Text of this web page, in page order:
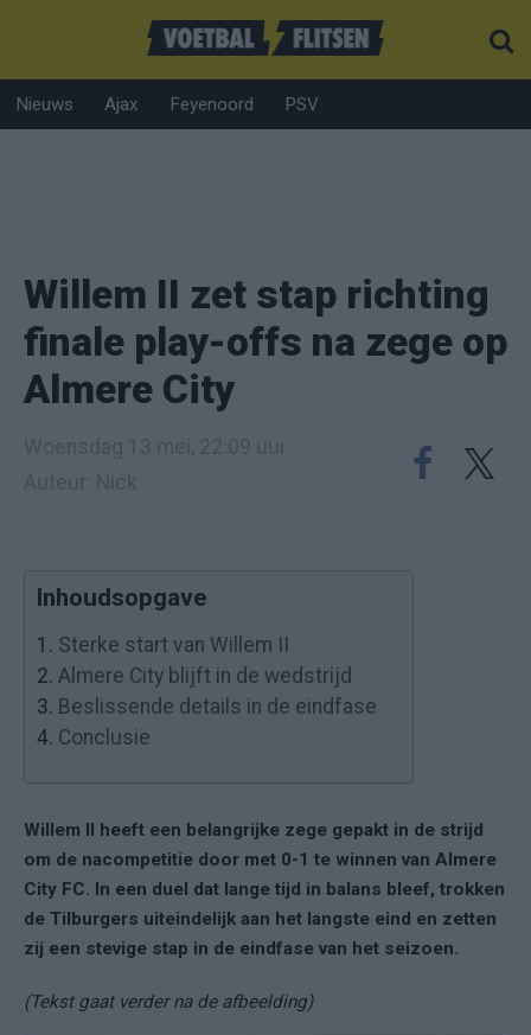
Nieuws Ajax Feyenoord PSV
Willem II zet stap richting
finale play-offs na zege op
Almere City
Inhoudsopgave
1. Sterke start van Willem II
2. Almere City blijft in de wedstrijd
3. Beslissende details in de eindfase
4. Conclusie
Willem II heeft een belangrijke zege gepakt in de strijd
om de nacompetitie door met 0-1 te winnen van Almere
City FC. In een duel dat lange tijd in balans bleef, trokken
de Tilburgers uiteindelijk aan het langste eind en zetten
zij een stevige stap in de eindfase van het seizoen.
(Tekst gaat verder na de afbeelding)